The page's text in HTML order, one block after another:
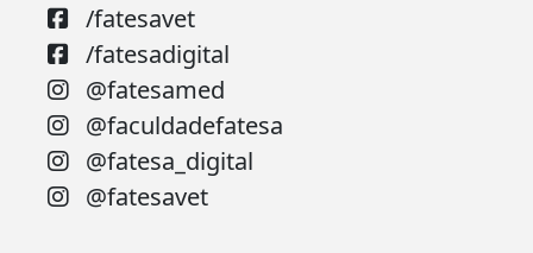
/fatesavet
/fatesadigital
@fatesamed
@faculdadefatesa
@fatesa_digital
@fatesavet